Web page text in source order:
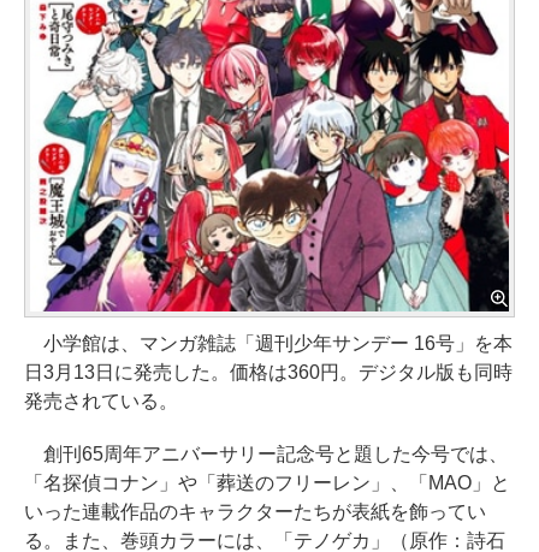
小学館は、マンガ雑誌「週刊少年サンデー 16号」を本
日3月13日に発売した。価格は360円。デジタル版も同時
発売されている。
創刊65周年アニバーサリー記念号と題した今号では、
「名探偵コナン」や「葬送のフリーレン」、「MAO」と
いった連載作品のキャラクターたちが表紙を飾ってい
る。また、巻頭カラーには、「テノゲカ」（原作：詩石